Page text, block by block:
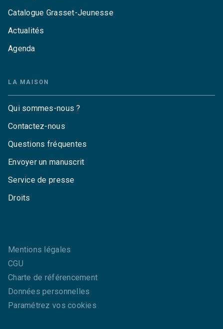
Catalogue Grasset-Jeunesse
Actualités
Agenda
LA MAISON
Qui sommes-nous ?
Contactez-nous
Questions fréquentes
Envoyer un manuscrit
Service de presse
Droits
Mentions légales
CGU
Charte de référencement
Données personnelles
Paramétrez vos cookies